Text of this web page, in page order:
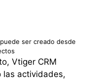
ser creado desde
Vtiger CRM
las actividades,